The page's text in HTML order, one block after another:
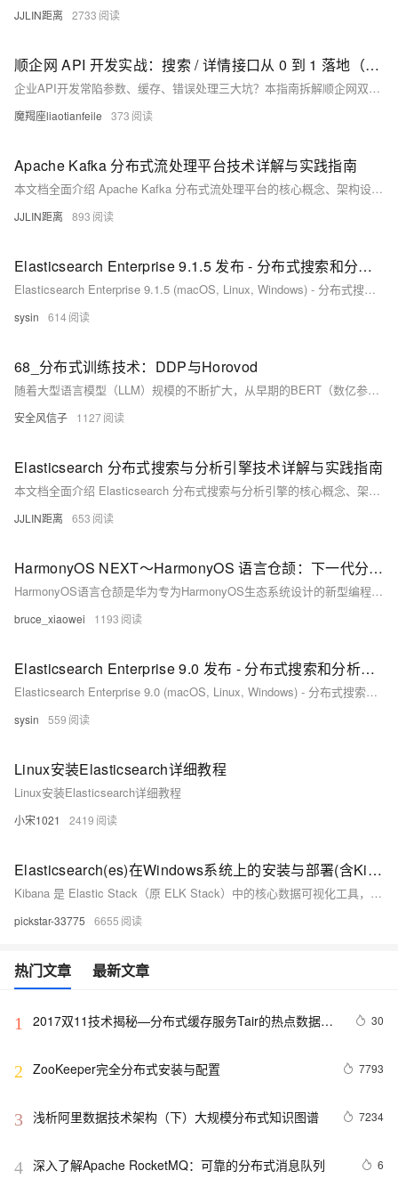
JJLIN距离 2733
顺企网 API 开发实战：搜索 / 详情接口从 0 到 1 落地（附 Elasticsearch 优化 + 错误速查）
企业API开发常陷参数、缓存、错误处理三大坑？本指南拆解顺企网双接口全流程，涵盖搜索优化、签名验证、限流应对，附可复用代码与错误速查表，助你2小时高效搞定开发，提升响应速度与稳定性。
魔羯座liaotianfeile 373
Apache Kafka 分布式流处理平台技术详解与实践指南
本文档全面介绍 Apache Kafka 分布式流处理平台的核心概念、架构设计和实践应用。作为高吞吐量、低延迟的分布式消息系统，Kafka 已成为现代数据管道和流处理应用的事实标准。本文将深入探讨其生产者-消费者模型、主题分区机制、副本复制、流处理API等核心机制，帮助开发者构建可靠、可扩展的实时数据流处理系统。
JJLIN距离 893
Elasticsearch Enterprise 9.1.5 发布 - 分布式搜索和分析引擎
Elasticsearch Enterprise 9.1.5 (macOS, Linux, Windows) - 分布式搜索和分析引擎
sysin 614
68_分布式训练技术：DDP与Horovod
随着大型语言模型（LLM）规模的不断扩大，从早期的BERT（数亿参数）到如今的GPT-4（万亿级参数），单卡训练已经成为不可能完成的任务。分布式训练技术应运而生，成为大模型开发的核心基础设施。2025年，分布式训练技术已经发展到相当成熟的阶段，各种优化策略和框架不断涌现，为大模型训练提供了强大的支持。
安全风信子 1127
Elasticsearch 分布式搜索与分析引擎技术详解与实践指南
本文档全面介绍 Elasticsearch 分布式搜索与分析引擎的核心概念、架构设计和实践应用。作为基于 Lucene 的分布式搜索引擎，Elasticsearch 提供了近实时的搜索能力、强大的数据分析功能和可扩展的分布式架构。本文将深入探讨其索引机制、查询 DSL、集群管理、性能优化以及与各种应用场景的集成，帮助开发者构建高性能的搜索和分析系统。
JJLIN距离 653
HarmonyOS NEXT～HarmonyOS 语言仓颉：下一代分布式开发语言的技术解析与应用实践
HarmonyOS语言仓颉是华为专为HarmonyOS生态系统设计的新型编程语言，旨在解决分布式环境下的开发挑战。它以“编码创造”为理念，具备分布式原生、高性能与高效率、安全可靠三大核心特性。仓颉语言通过内置分布式能力简化跨设备开发，提供统一的编程模型和开发体验。文章从语言基础、关键特性、开发实践及未来展望四个方面剖析其技术优势，助力开发者掌握这一新兴工具，构建全场景分布式应用。
bruce_xiaowei 1193
Elasticsearch Enterprise 9.0 发布 - 分布式搜索和分析引擎
Elasticsearch Enterprise 9.0 (macOS, Linux, Windows) - 分布式搜索和分析引擎
sysin 559
Linux安装Elasticsearch详细教程
Linux安装Elasticsearch详细教程
小宋1021 2419
Elasticsearch(es)在Windows系统上的安装与部署(含Kibana)
Kibana 是 Elastic Stack（原 ELK Stack）中的核心数据可视化工具，主要与 Elasticsearch 配合使用，提供强大的数据探索、分析和展示功能。elasticsearch安装在windows上一般是zip文件，解压到对应目录。文件，elasticsearch8.x以上版本是自动开启安全认证的。kibana安装在windows上一般是zip文件，解压到对应目录。elasticsearch的默认端口是9200，访问。默认用户是elastic，密码需要重置。
pickstar-33775 6655
热门文章 最新文章
1
2017双11技术揭秘—分布式缓存服务Tair的热点数据散
30
2 ZooKeeper完全分布式安装与配置 7793
3 浅析阿里数据技术架构（下）大规模分布式知识图谱 7234
4 深入了解Apache RocketMQ：可靠的分布式消息队列 6